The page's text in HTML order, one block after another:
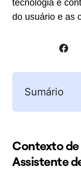
tecnologia e
do usuário e as
Sumário
Contexto de
Assistente